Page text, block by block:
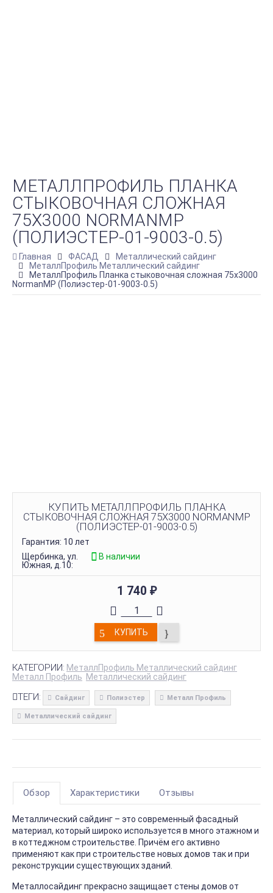
МЕТАЛЛПРОФИЛЬ ПЛАНКА
СТЫКОВОЧНАЯ СЛОЖНАЯ
75Х3000 NORMANMP
(ПОЛИЭСТЕР-01-9003-0.5)
Главная ФАСАД
Металлический сайдинг
МеталлПрофиль Металлический сайдинг
МеталлПрофиль Планка стыковочная сложная 75х3000
NormanMP (Полиэстер-01-9003-0.5)
КУПИТЬ МЕТАЛЛПРОФИЛЬ ПЛАНКА
СТЫКОВОЧНАЯ СЛОЖНАЯ 75Х3000 NORMANMP
(ПОЛИЭСТЕР-01-9003-0.5)
Гарантия: 10 лет
Щербинка, ул.
Южная, д.10:
В наличии
1 740 ₽
КУПИТЬ
КАТЕГОРИИ: МеталлПрофиль Металлический сайдинг
Металл Профиль Металлический сайдинг
ТЕГИ: Сайдинг Полиэстер Металл Профиль
Металлический сайдинг
Обзор Характеристики Отзывы
Металлический сайдинг – это современный фасадный
материал, который широко используется в много этажном и
в коттеджном строительстве. Причём его активно
применяют как при строительстве новых домов так и при
реконструкции существующих зданий.
Металлосайдинг прекрасно защищает стены домов от